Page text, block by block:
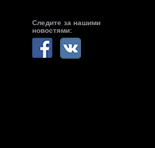
Следите за нашими
новостями: